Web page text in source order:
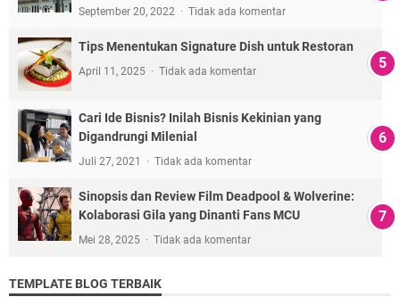
September 20, 2022 Tidak ada komentar
Tips Menentukan Signature Dish untuk Restoran
April 11, 2025 Tidak ada komentar
Cari Ide Bisnis? Inilah Bisnis Kekinian yang
Digandrungi Milenial
Juli 27, 2021 Tidak ada komentar
Sinopsis dan Review Film Deadpool & Wolverine:
Kolaborasi Gila yang Dinanti Fans MCU
Mei 28, 2025 Tidak ada komentar
TEMPLATE BLOG TERBAIK